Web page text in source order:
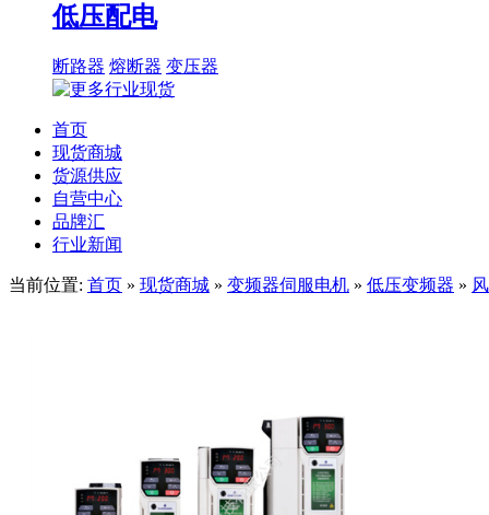
低压配电
断路器 熔断器 变压器
首页
现货商城
货源供应
自营中心
品牌汇
行业新闻
当前位置: 首页 » 现货商城 » 变频器伺服电机 » 低压变频器 »